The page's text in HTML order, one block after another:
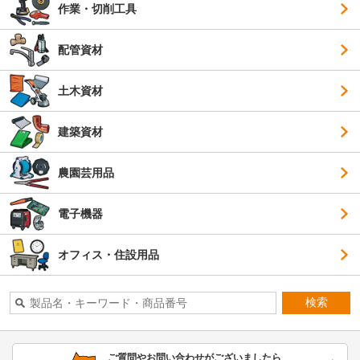
作業・切削工具
配管資材
土木資材
建築資材
農園芸用品
電子機器
オフィス・住設用品
検索
ご質問やお問い合わせがございましたら